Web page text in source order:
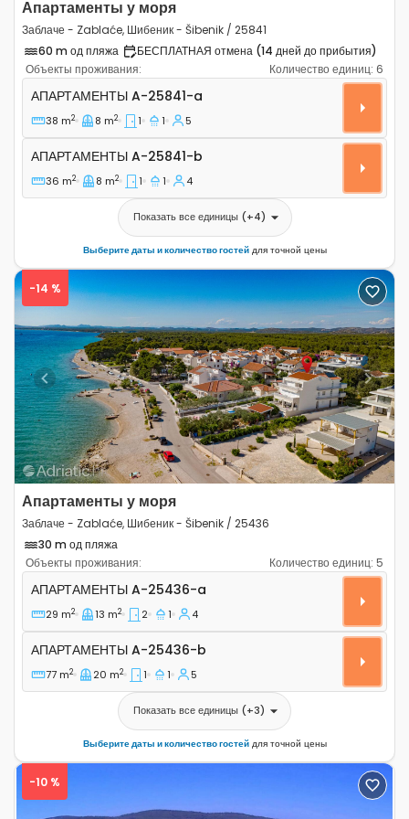
Апартаменты у моря
Заблаче - Zablaće, Шибеник - Šibenik / 25841
60 m од пляжа
БЕСПЛАТНАЯ отмена (14 дней до прибытия)
Объекты проживания:
Количество единиц: 6
Однокомнатные апартаменты Заблаче - Zablaće,
АПАРТАМЕНТЫ A-25841-a
38 m2 8 m2 1 1 5
Апартаменты A-25841-b
АПАРТАМЕНТЫ A-25841-b
36 m2 8 m2 1 1 4
Показать все единицы(+4)
Выберите даты и количество гостейдля точной цены
Previous Next
-14 %
Апартаменты у моря
Заблаче - Zablaće, Шибеник - Šibenik / 25436
30 m од пляжа
Объекты проживания:
Количество единиц: 5
Двухкомнатные апартаменты Заблаче - Zablaće,
АПАРТАМЕНТЫ A-25436-a
29 m2 13 m2 2 1 4
Апартаменты A-25436-b
АПАРТАМЕНТЫ A-25436-b
77 m2 20 m2 1 1 5
Показать все единицы (+3)
Выберите даты и количество гостейдля точной цены
-10 %